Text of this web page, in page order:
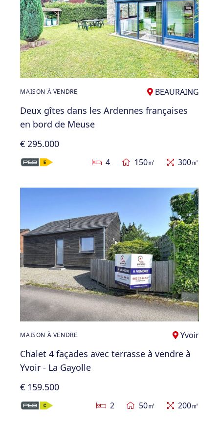
MAISON À VENDRE BEAURAING
Deux gîtes dans les Ardennes françaises
en bord de Meuse
€ 295.000
4 150㎡ 300㎡
MAISON À VENDRE Yvoir
Chalet 4 façades avec terrasse à vendre à
Yvoir - La Gayolle
€ 159.500
2 50㎡ 200㎡